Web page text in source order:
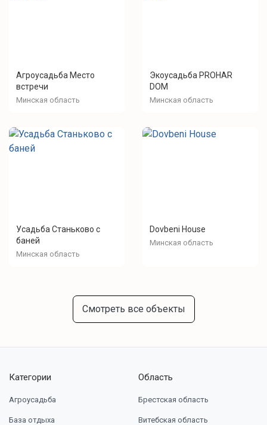
Агроусадьба Место
встречи
Минская область
Экоусадьба PROHAR
DOM
Минская область
Усадьба Станьково с
баней
Минская область
Dovbeni House
Минская область
Смотреть все объекты
Категории
Агроусадьба
База отдыха
Область
Брестская область
Витебская область